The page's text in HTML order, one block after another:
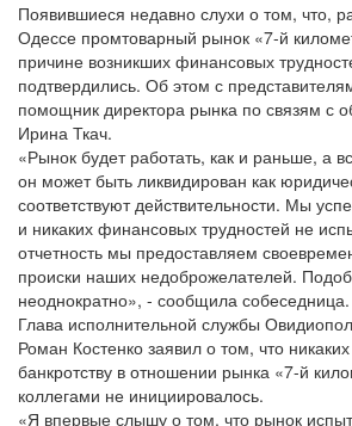
Появившиеся недавно слухи о том, что,
Одессе промтоварный рынок «7-й
причине возникших финансовых
подтвердились. Об этом с
помощник директора рынка по связям с
Ирина Ткач.
«Рынок будет работать, как и раньше, а
он может быть ликвидирован как
соответствуют действительности. Мы
и никаких финансовых трудностей не
отчетность мы предоставляем
происки наших недоброжелателей.
неоднократно», - сообщила собеседница.
Глава исполнительной службы
Роман Костенко заявил о том, что
банкротству в отношении рынка «7-й
коллегами не инициировалось.
«Я впервые слышу о том, что рынок